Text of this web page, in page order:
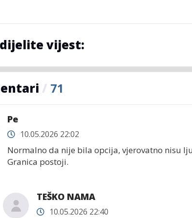
vijest:
/ 71
Ре
10.05.2026 22:02
Normalno da nije bila opcija, vjerovatno nisu
Granica postoji.
TEŠKO NAMA
10.05.2026 22:40